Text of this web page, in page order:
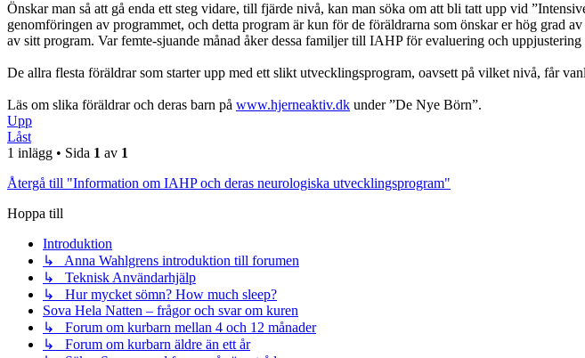
Önskar man så att gå enda ett steg vidare, till fjärde nivå, kan man söka om att bli tatt upp vid
genomföringen av programmet, och detta program är kun för de föräldrarna som önskar er hög grad
av sitt program. Var femte-sjuande månad åker dessa familjer till IAHP för evaluering och uppjustering
De allra flesta föräldrar som starter upp med ett slikt utvecklingsprogram, oavsett på vilket nivå, får
Läs om slika föräldrar och deras barn på www.hjerneaktiv.dk under ”De Nye Börn”.
Upp
Låst
1 inlägg • Sida 1 av 1
Återgå till "Information om IAHP och deras neurologiska utvecklingsprogram"
Hoppa till
Introduktion
↳ Anna Wahlgrens introduktion till forumen
↳ Teknisk Användarhjälp
↳ Hur mycket sömn? How much sleep?
Sova Hela Natten – frågor och svar om kuren
↳ Forum om kurbarn mellan 4 och 12 månader
↳ Forum om kurbarn äldre än ett år